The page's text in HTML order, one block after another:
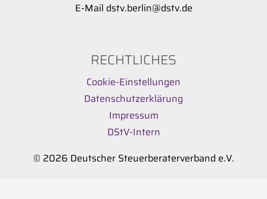
E-Mail dstv.berlin@dstv.de
RECHTLICHES
Cookie-Einstellungen
Datenschutzerklärung
Impressum
DStV-Intern
© 2026 Deutscher Steuerberaterverband e.V.